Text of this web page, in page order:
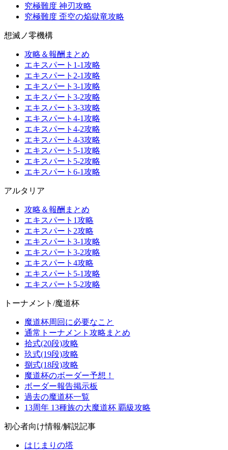
究極難度 神刃攻略
究極難度 歪空の焔獄竜攻略
想滅ノ零機構
攻略＆報酬まとめ
エキスパート1-1攻略
エキスパート2-1攻略
エキスパート3-1攻略
エキスパート3-2攻略
エキスパート3-3攻略
エキスパート4-1攻略
エキスパート4-2攻略
エキスパート4-3攻略
エキスパート5-1攻略
エキスパート5-2攻略
エキスパート6-1攻略
アルタリア
攻略＆報酬まとめ
エキスパート1攻略
エキスパート2攻略
エキスパート3-1攻略
エキスパート3-2攻略
エキスパート4攻略
エキスパート5-1攻略
エキスパート5-2攻略
トーナメント/魔道杯
魔道杯周回に必要なこと
通常トーナメント攻略まとめ
拾式(20段)攻略
玖式(19段)攻略
捌式(18段)攻略
魔道杯のボーダー予想！
ボーダー報告掲示板
過去の魔道杯一覧
13周年 13種族の大魔道杯 覇級攻略
初心者向け情報/解説記事
はじまりの塔